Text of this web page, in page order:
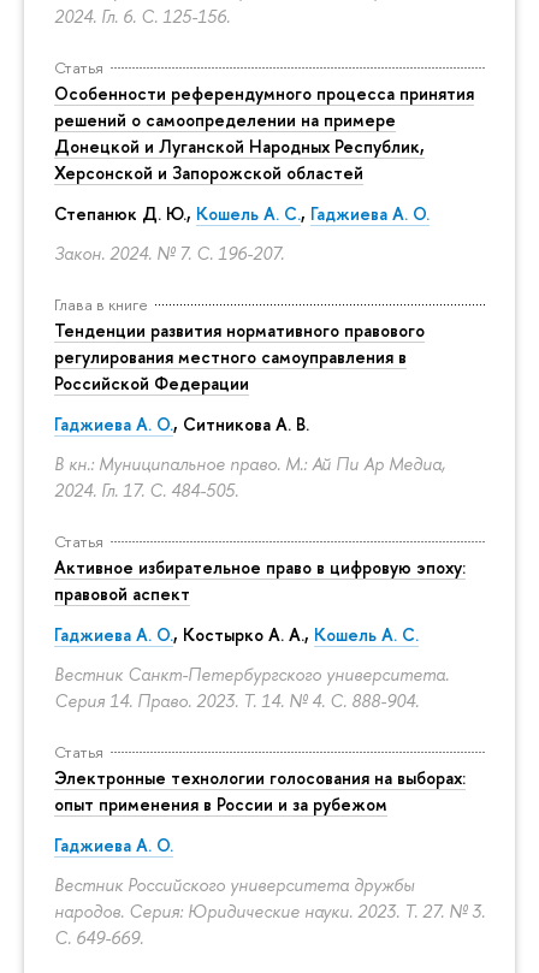
2024. Гл. 6. С. 125-156.
Статья
Особенности референдумного процесса принятия
решений о самоопределении на примере
Донецкой и Луганской Народных Республик,
Херсонской и Запорожской областей
Степанюк Д. Ю., Кошель А. С., Гаджиева А. О.
Закон. 2024. № 7. С. 196-207.
Глава в книге
Тенденции развития нормативного правового
регулирования местного самоуправления в
Российской Федерации
Гаджиева А. О., Ситникова А. В.
В кн.: Муниципальное право. М.: Ай Пи Ар Медиа,
2024. Гл. 17. С. 484-505.
Статья
Активное избирательное право в цифровую эпоху:
правовой аспект
Гаджиева А. О., Костырко А. А., Кошель А. С.
Вестник Санкт-Петербургского университета.
Серия 14. Право. 2023. Т. 14. № 4. С. 888-904.
Статья
Электронные технологии голосования на выборах:
опыт применения в России и за рубежом
Гаджиева А. О.
Вестник Российского университета дружбы
народов. Серия: Юридические науки. 2023. Т. 27. № 3.
С. 649-669.